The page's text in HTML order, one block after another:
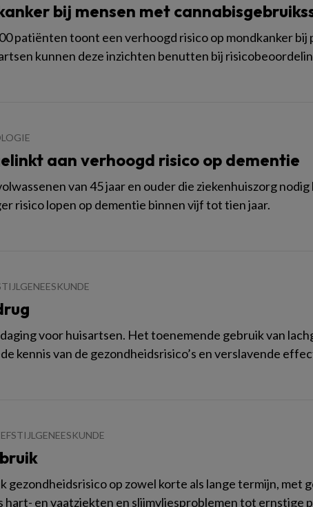
bij mensen met
patiënten toont een verhoogd risico op mondkanker bij
kunnen deze inzichten benutten bij
aan verhoogd risico op dementie
van 45 jaar en ouder die ziekenhuiszorg nodig
risico lopen op dementie binnen vijf tot tien jaar.
voor huisartsen. Het toenemende gebruik van
kennis van de gezondheidsrisico’s en verslavende
gezondheidsrisico op zowel korte als lange termijn, met
hart- en vaatziekten en slijmvliesproblemen tot ernstige